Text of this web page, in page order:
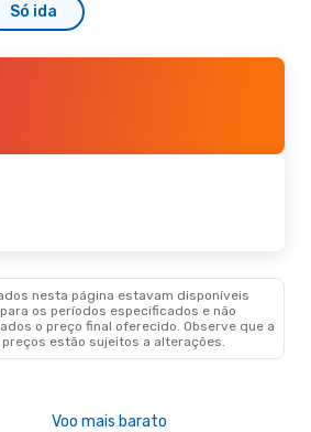
Só ida
6 De Set.
nesta página estavam disponíveis
os períodos especificados e não
o preço final oferecido. Observe que a
estão sujeitos a alterações.
Voo mais barato